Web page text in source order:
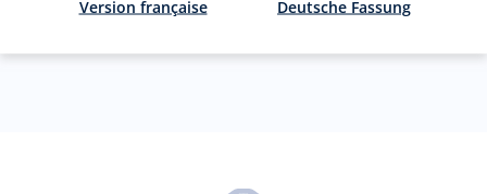
Version française Deutsche Fassung